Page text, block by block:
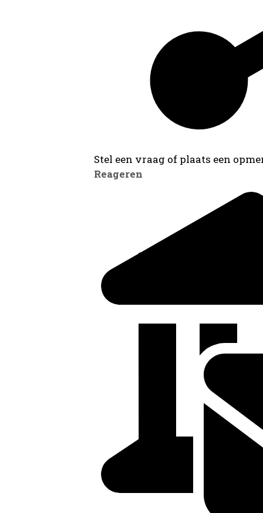
Stel een vraag of plaats een
Reageren